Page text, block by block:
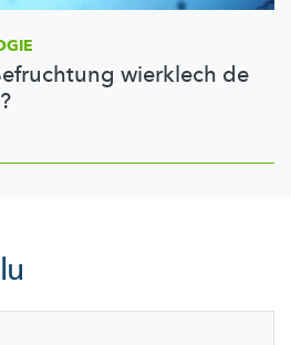
wierklech de